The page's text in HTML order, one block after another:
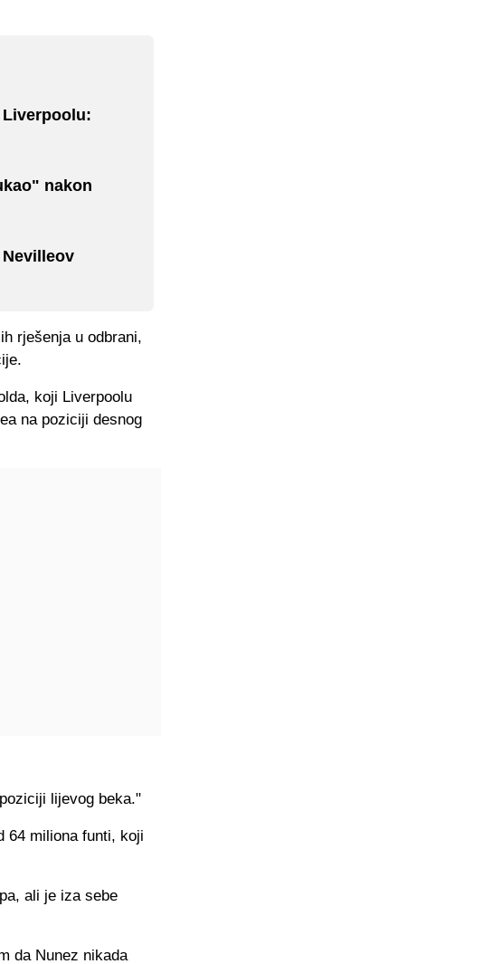
nakon
rješenja u odbrani,
koji Liverpoolu
na poziciji desnog
lijevog beka."
64 miliona funti, koji
ali je iza sebe
da Nunez nikada